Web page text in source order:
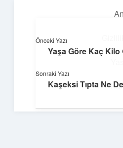
Üretim
Yaratıcı projelerle
Önceki Yazı
Yaşa Göre Kaç Kilo
Sonraki Yazı
Kaşeksi Tıpta Ne